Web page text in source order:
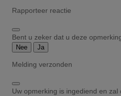
Rapporteer reactie
Bent u zeker dat u deze
Nee Ja
Melding verzonden
Uw opmerking is ingediend en